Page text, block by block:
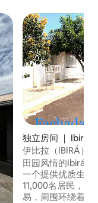
独立房间 ｜ Ibirá
伊比拉（IBIRÁ）
田园风情的Ibirá距
一个提供优质生活
11,000名居民，城
易，周围环绕着美